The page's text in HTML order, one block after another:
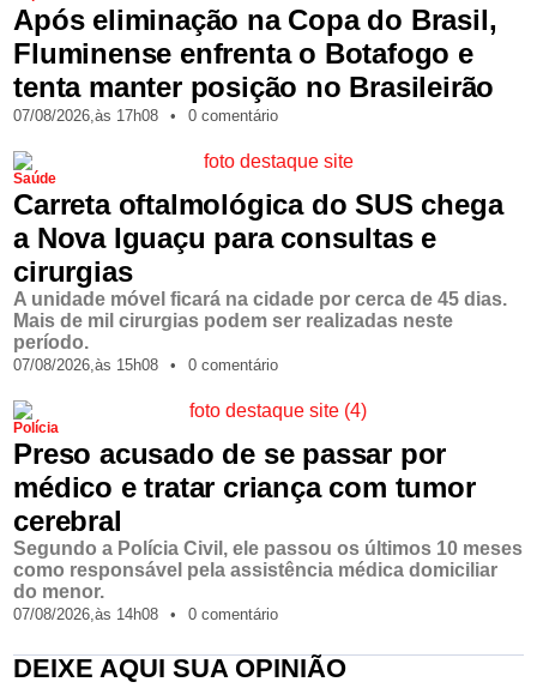
Após eliminação na Copa do Brasil,
Fluminense enfrenta o Botafogo e
tenta manter posição no Brasileirão
07/08/2026,às 17h08 • 0 comentário
Saúde
Carreta oftalmológica do SUS chega
a Nova Iguaçu para consultas e
cirurgias
A unidade móvel ficará na cidade por cerca de 45 dias.
Mais de mil cirurgias podem ser realizadas neste
período.
07/08/2026,às 15h08 • 0 comentário
Polícia
Preso acusado de se passar por
médico e tratar criança com tumor
cerebral
Segundo a Polícia Civil, ele passou os últimos 10 meses
como responsável pela assistência médica domiciliar
do menor.
07/08/2026,às 14h08 • 0 comentário
DEIXE AQUI SUA OPINIÃO